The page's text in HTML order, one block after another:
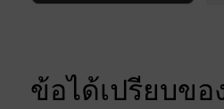
ข้อได้เปรียบข